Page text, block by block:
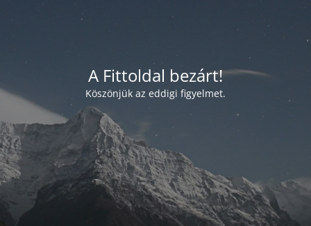
A Fittoldal bezárt!
Köszönjük az eddigi figyelmet.